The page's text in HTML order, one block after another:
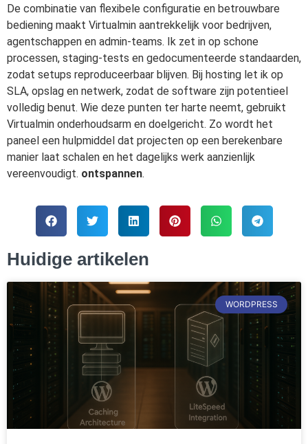
De combinatie van flexibele configuratie en betrouwbare
bediening maakt Virtualmin aantrekkelijk voor bedrijven,
agentschappen en admin-teams. Ik zet in op schone
processen, staging-tests en gedocumenteerde standaarden,
zodat setups reproduceerbaar blijven. Bij hosting let ik op
SLA, opslag en netwerk, zodat de software zijn potentieel
volledig benut. Wie deze punten ter harte neemt, gebruikt
Virtualmin onderhoudsarm en doelgericht. Zo wordt het
paneel een hulpmiddel dat projecten op een berekenbare
manier laat schalen en het dagelijks werk aanzienlijk
vereenvoudigt. ontspannen.
Huidige artikelen
WORDPRESS